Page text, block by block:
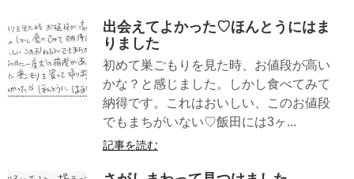
出会えてよかった♡ほんとうにはま
りました
初めて巣ごもりを見た時、お値段が高い
かな？と感じました。しかし食べてみて
納得です。これはおいしい、このお値段
でもまちがいない♡飯田には3ヶ...
記事を読む